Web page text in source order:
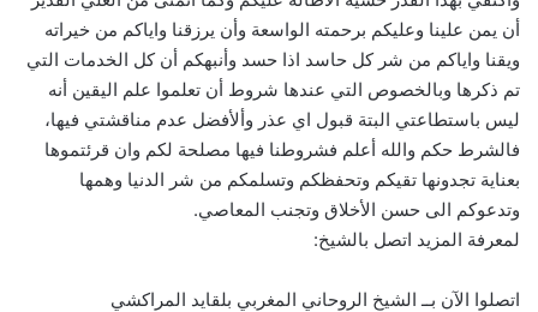
أن يمن علينا وعليكم برحمته الواسعة وأن يرزقنا واياكم من خيراته
ويقنا واياكم من شر كل حاسد اذا حسد وأنبهكم أن كل الخدمات التي
تم ذكرها وبالخصوص التي عندها شروط أن تعلموا علم اليقين أنه
ليس باستطاعتي البتة قبول اي عذر وألأفضل عدم مناقشتي فيها،
فالشرط حكم والله أعلم فشروطنا فيها مصلحة لكم وان قرئتموها
بعناية تجدونها تقيكم وتحفظكم وتسلمكم من شر الدنيا وهمها
وتدعوكم الى حسن الأخلاق وتجنب المعاصي.
لمعرفة المزيد اتصل بالشيخ:
اتصلوا الآن بــ الشيخ الروحاني المغربي بلقايد المراكشي